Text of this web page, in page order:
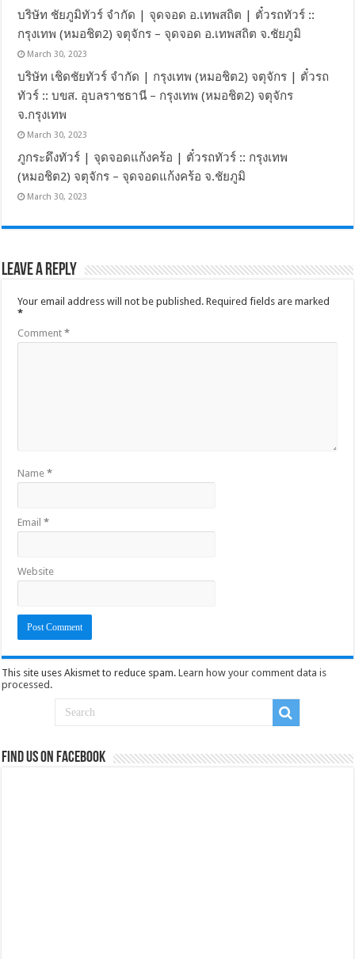
บริษัท ชัยภูมิทัวร์ จำกัด | จุดจอด อ.เทพสถิต | ตั๋วรถทัวร์ ::
กรุงเทพ (หมอชิต2) จตุจักร – จุดจอด อ.เทพสถิต จ.ชัยภูมิ
March 30, 2023
บริษัท เชิดชัยทัวร์ จำกัด | กรุงเทพ (หมอชิต2) จตุจักร | ตั๋วรถ
ทัวร์ :: บขส. อุบลราชธานี – กรุงเทพ (หมอชิต2) จตุจักร
จ.กรุงเทพ
March 30, 2023
ภูกระดึงทัวร์ | จุดจอดแก้งคร้อ | ตั๋วรถทัวร์ :: กรุงเทพ
(หมอชิต2) จตุจักร – จุดจอดแก้งคร้อ จ.ชัยภูมิ
March 30, 2023
Leave a Reply
Your email address will not be published. Required fields are marked
*
Comment*
Name*
Email*
Website
This site uses Akismet to reduce spam.Learn how your comment data is
processed.
Find us on Facebook